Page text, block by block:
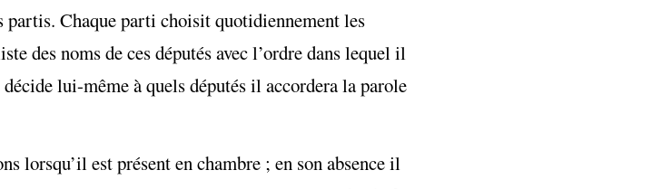
partis. Chaque parti choisit quotidiennement les
des noms de ces députés avec l’ordre dans lequel il
lui-même à quels députés il accordera la parole
lorsqu’il est présent en chambre ; en son absence il